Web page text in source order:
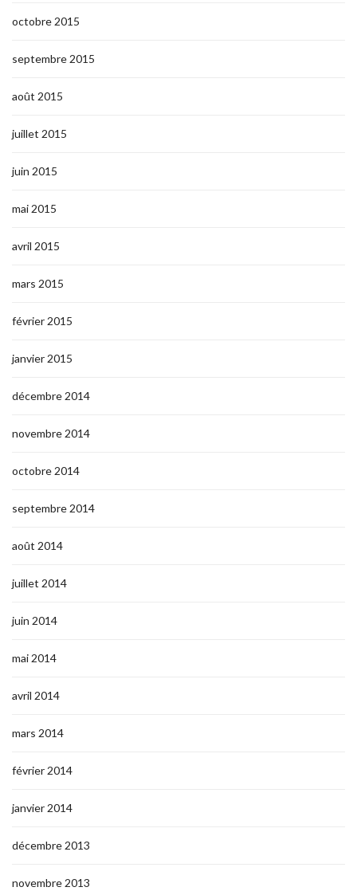
octobre 2015
septembre 2015
août 2015
juillet 2015
juin 2015
mai 2015
avril 2015
mars 2015
février 2015
janvier 2015
décembre 2014
novembre 2014
octobre 2014
septembre 2014
août 2014
juillet 2014
juin 2014
mai 2014
avril 2014
mars 2014
février 2014
janvier 2014
décembre 2013
novembre 2013